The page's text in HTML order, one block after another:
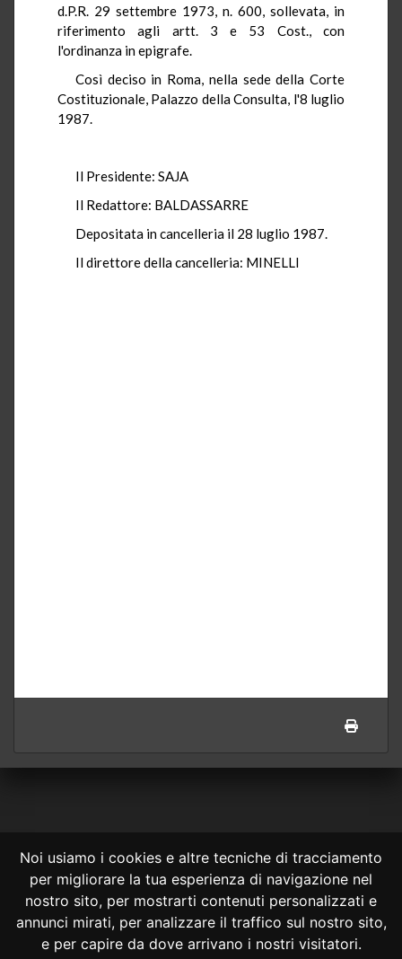
Noi usiamo i cookies e altre tecniche di tracciamento
per migliorare la tua esperienza di navigazione nel
nostro sito, per mostrarti contenuti personalizzati e
annunci mirati, per analizzare il traffico sul nostro sito,
e per capire da dove arrivano i nostri visitatori.
d.P.R. 29 settembre 1973, n. 600, sollevata, in
riferimento agli artt. 3 e 53 Cost., con
l'ordinanza in epigrafe.
Così deciso in Roma, nella sede della Corte
Costituzionale, Palazzo della Consulta, l'8 luglio
1987.
Il Presidente: SAJA
Il Redattore: BALDASSARRE
Depositata in cancelleria il 28 luglio 1987.
Il direttore della cancelleria: MINELLI
CONSULTA ONLINE DAL 1995 -NOTE LEGALI
Consulta OnLine non ha prodotto e non è responsabile per i contenuti e
le informazioni legali di siti collegati.